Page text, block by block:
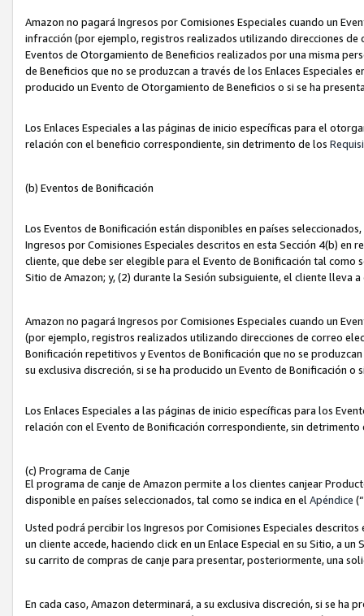
Amazon no pagará Ingresos por Comisiones Especiales cuando un
infracción (por ejemplo, registros realizados utilizando direcciones
Eventos de Otorgamiento de Beneficios realizados por una misma
de Beneficios que no se produzcan a través de los Enlaces Especiales
producido un Evento de Otorgamiento de Beneficios o si se ha
Los Enlaces Especiales a las páginas de inicio específicas para el
relación con el beneficio correspondiente, sin detrimento de los
(b) Eventos de Bonificación
Los Eventos de Bonificación están disponibles en países
Ingresos por Comisiones Especiales descritos en esta Sección 4(b) en
cliente, que debe ser elegible para el Evento de Bonificación tal como
Sitio de Amazon; y, (2) durante la Sesión subsiguiente, el cliente lleva
Amazon no pagará Ingresos por Comisiones Especiales cuando un
(por ejemplo, registros realizados utilizando direcciones de correo
Bonificación repetitivos y Eventos de Bonificación que no se
su exclusiva discreción, si se ha producido un Evento de Bonificación
Los Enlaces Especiales a las páginas de inicio específicas para los
relación con el Evento de Bonificación correspondiente, sin
(c) Programa de Canje
El programa de canje de Amazon permite a los clientes canjear
disponible en países seleccionados, tal como se indica en el Apéndice
Usted podrá percibir los Ingresos por Comisiones Especiales
un cliente accede, haciendo click en un Enlace Especial en su Sitio, a
su carrito de compras de canje para presentar, posteriormente, una
En cada caso, Amazon determinará, a su exclusiva discreción, si se